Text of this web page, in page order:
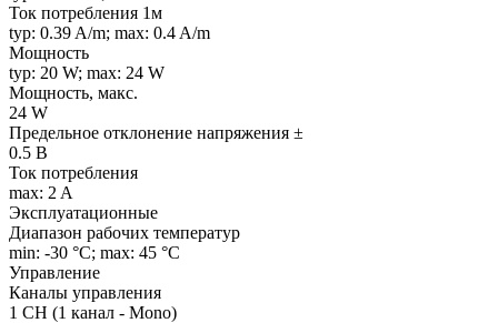
Ток потребления 1м
typ: 0.39 A/m; max: 0.4 A/m
Мощность
typ: 20 W; max: 24 W
Мощность, макс.
24 W
Предельное отклонение напряжения ±
0.5 В
Ток потребления
max: 2 A
Эксплуатационные
Диапазон рабочих температур
min: -30 °C; max: 45 °C
Управление
Каналы управления
1 CH (1 канал - Mono)